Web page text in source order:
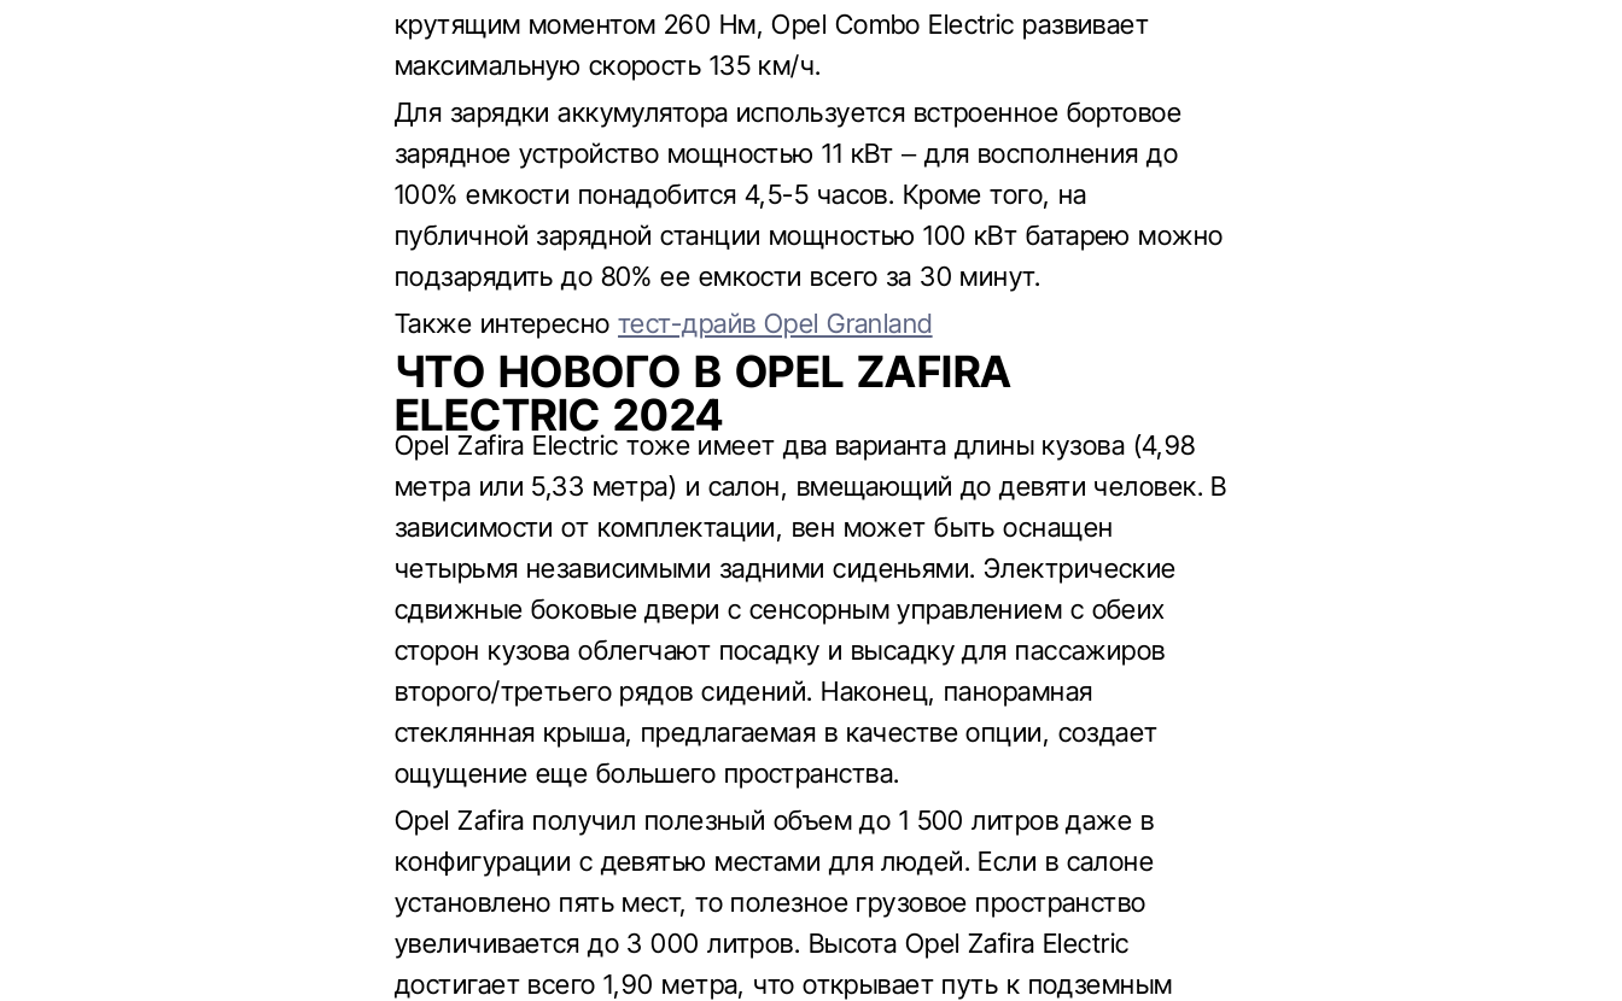
крутящим моментом 260 Нм, Opel Combo Electric развивает
максимальную скорость 135 км/ч.
Для зарядки аккумулятора используется встроенное бортовое
зарядное устройство мощностью 11 кВт – для восполнения до
100% емкости понадобится 4,5-5 часов. Кроме того, на
публичной зарядной станции мощностью 100 кВт батарею можно
подзарядить до 80% ее емкости всего за 30 минут.
Также интереснотест-драйв Opel Granland
ЧТО НОВОГО В OPEL ZAFIRA
ELECTRIC 2024
Opel Zafira Electric тоже имеет два варианта длины кузова (4,98
метра или 5,33 метра) и салон, вмещающий до девяти человек. В
зависимости от комплектации, вен может быть оснащен
четырьмя независимыми задними сиденьями. Электрические
сдвижные боковые двери с сенсорным управлением с обеих
сторон кузова облегчают посадку и высадку для пассажиров
второго/третьего рядов сидений. Наконец, панорамная
стеклянная крыша, предлагаемая в качестве опции, создает
ощущение еще большего пространства.
Opel Zafira получил полезный объем до 1 500 литров даже в
конфигурации с девятью местами для людей. Если в салоне
установлено пять мест, то полезное грузовое пространство
увеличивается до 3 000 литров. Высота Opel Zafira Electric
достигает всего 1,90 метра, что открывает путь к подземным